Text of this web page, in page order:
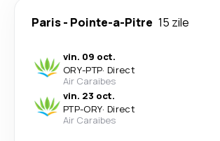
Paris- Pointe-a-Pitre 15 zile
vin. 09 oct.
ORY-PTP· Direct
Air Caraibes
vin. 23 oct.
PTP-ORY· Direct
Air Caraibes